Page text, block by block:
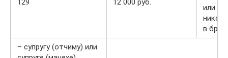
или
в
– супругу (отчиму) или